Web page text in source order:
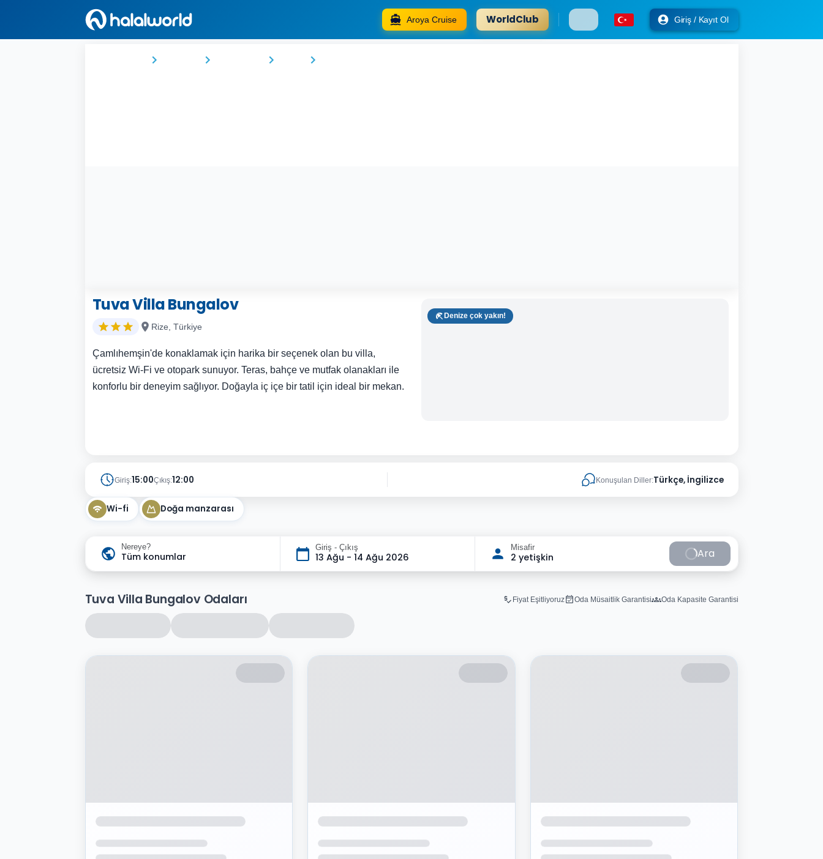
Aroya Cruise WorldClub Giriş / Kayıt Ol
Tuva Villa Bungalov
Rize, Türkiye
Çamlıhemşin'de konaklamak için harika bir seçenek olan bu villa,
ücretsiz Wi-Fi ve otopark sunuyor. Teras, bahçe ve mutfak olanakları ile
konforlu bir deneyim sağlıyor. Doğayla iç içe bir tatil için ideal bir mekan.
Denize çok yakın!
Giriş:15:00Çıkış:12:00 Konuşulan Diller:Türkçe, İngilizce
Wi-fi Doğa manzarası
Nereye?
Tüm konumlar
Giriş - Çıkış
13 Ağu - 14 Ağu 2026
Misafir
2 yetişkin Ara
Tuva Villa Bungalov Odaları Fiyat Eşitliyoruz Oda Müsaitlik Garantisi Oda Kapasite Garantisi